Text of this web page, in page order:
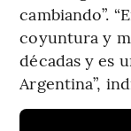
cambiando”.
coyuntura y
décadas y es
Argentina”,